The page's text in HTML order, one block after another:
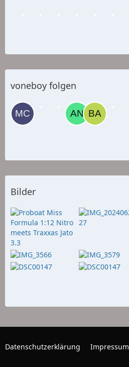
voneboy folgen
Bilder
Datenschutzerklärung Impressum